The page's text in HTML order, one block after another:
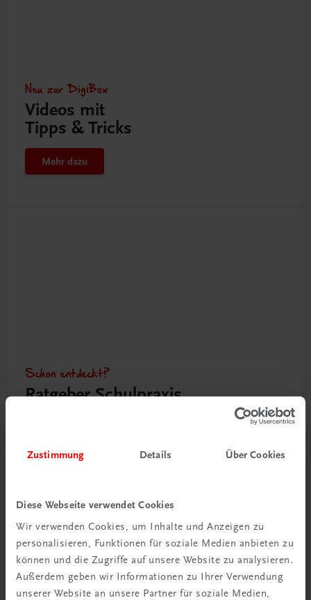
Zustimmung Details Über Cookies
Diese Webseite verwendet Cookies
Wir verwenden Cookies, um Inhalte und Anzeigen zu
personalisieren, Funktionen für soziale Medien anbieten zu
können und die Zugriffe auf unsere Website zu analysieren.
Außerdem geben wir Informationen zu Ihrer Verwendung
unserer Website an unsere Partner für soziale Medien,
Neu zur DigiBox
Videos mit
Tipps & Tricks
Mehr dazu
Schon entdeckt?
Ratgeber Schulpraxis